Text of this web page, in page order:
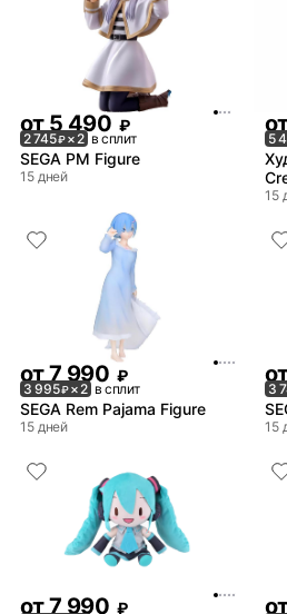
от 5 490 ₽
2 745₽× 2 в сплит
SEGA PM Figure
15 дней
5
15
от7 990 ₽
3 995₽× 2 в сплит
SEGA Rem Pajama Figure
15 дней
3
15
от7 990 ₽